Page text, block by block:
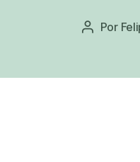
Autor
Por